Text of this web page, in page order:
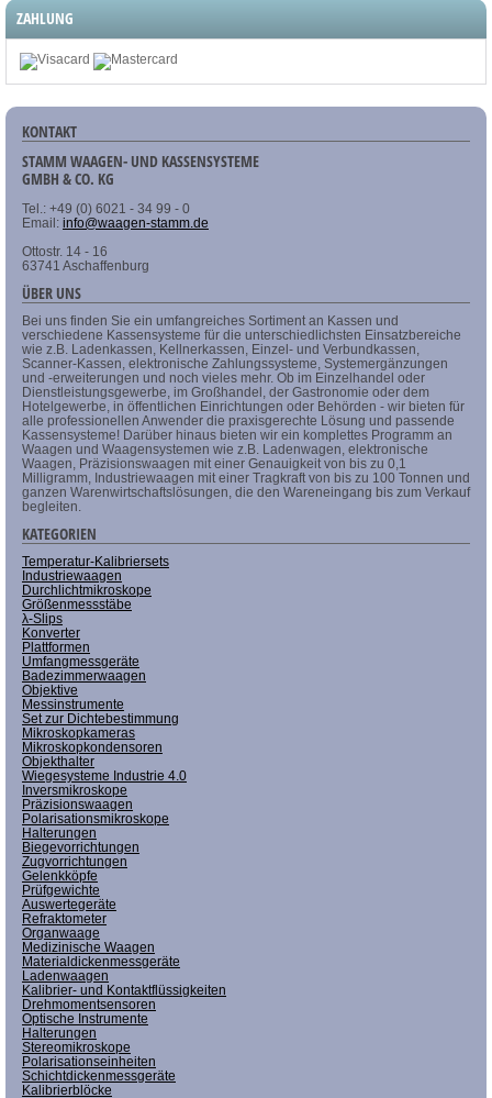
ZAHLUNG
KONTAKT
STAMM WAAGEN- UND KASSENSYSTEME
GMBH & CO. KG
Tel.: +49 (0) 6021 - 34 99 - 0
Email: info@waagen-stamm.de
Ottostr. 14 - 16
63741 Aschaffenburg
ÜBER UNS
Bei uns finden Sie ein umfangreiches Sortiment an Kassen und
verschiedene Kassensysteme für die unterschiedlichsten Einsatzbereiche
wie z.B. Ladenkassen, Kellnerkassen, Einzel- und Verbundkassen,
Scanner-Kassen, elektronische Zahlungssysteme, Systemergänzungen
und -erweiterungen und noch vieles mehr. Ob im Einzelhandel oder
Dienstleistungsgewerbe, im Großhandel, der Gastronomie oder dem
Hotelgewerbe, in öffentlichen Einrichtungen oder Behörden - wir bieten für
alle professionellen Anwender die praxisgerechte Lösung und passende
Kassensysteme! Darüber hinaus bieten wir ein komplettes Programm an
Waagen und Waagensystemen wie z.B. Ladenwagen, elektronische
Waagen, Präzisionswaagen mit einer Genauigkeit von bis zu 0,1
Milligramm, Industriewaagen mit einer Tragkraft von bis zu 100 Tonnen und
ganzen Warenwirtschaftslösungen, die den Wareneingang bis zum Verkauf
begleiten.
KATEGORIEN
Temperatur-Kalibriersets
Industriewaagen
Durchlichtmikroskope
Größenmessstäbe
λ-Slips
Konverter
Plattformen
Umfangmessgeräte
Badezimmerwaagen
Objektive
Messinstrumente
Set zur Dichtebestimmung
Mikroskopkameras
Mikroskopkondensoren
Objekthalter
Wiegesysteme Industrie 4.0
Inversmikroskope
Präzisionswaagen
Polarisationsmikroskope
Halterungen
Biegevorrichtungen
Zugvorrichtungen
Gelenkköpfe
Prüfgewichte
Auswertegeräte
Refraktometer
Organwaage
Medizinische Waagen
Materialdickenmessgeräte
Ladenwaagen
Kalibrier- und Kontaktflüssigkeiten
Drehmomentsensoren
Optische Instrumente
Halterungen
Stereomikroskope
Polarisationseinheiten
Schichtdickenmessgeräte
Kalibrierblöcke